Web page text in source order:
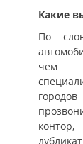
Какие
По
чем